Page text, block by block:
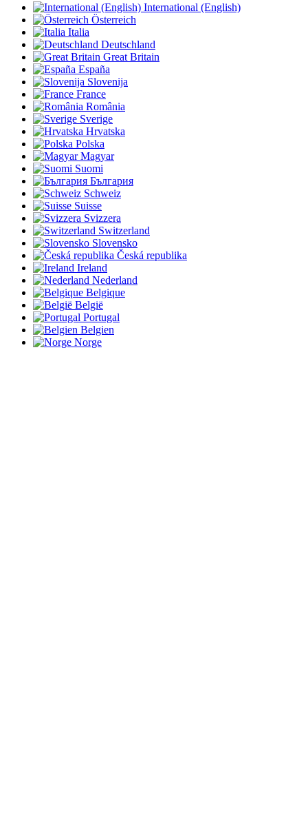
International (English)
Österreich
Italia
Deutschland
Great Britain
España
Slovenija
France
România
Sverige
Hrvatska
Polska
Magyar
Suomi
България
Schweiz
Suisse
Svizzera
Switzerland
Slovensko
Česká republika
Ireland
Nederland
Belgique
België
Portugal
Belgien
Norge